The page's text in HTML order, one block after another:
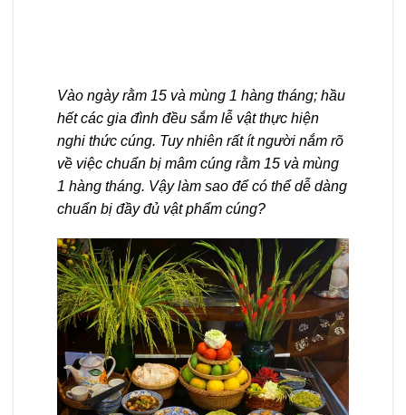
Vào ngày rằm 15 và mùng 1 hàng tháng; hầu
hết các gia đình đều sắm lễ vật thực hiện
nghi thức cúng. Tuy nhiên rất ít người nắm rõ
về việc chuẩn bị mâm cúng rằm 15 và mùng
1 hàng tháng. Vậy làm sao để có thể dễ dàng
chuẩn bị đầy đủ vật phẩm cúng?